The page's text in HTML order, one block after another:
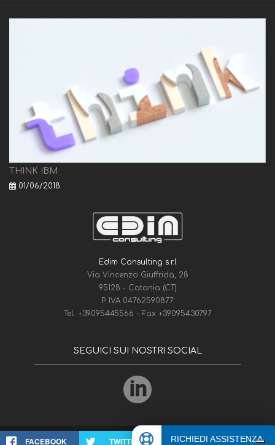
FACEBOOK TWITTER WHATSAPP
RICHIEDI ASSISTENZA
THINK IBM
01/06/2018
Edim Consulting s.r.l
Via Vincenzo Giuffrida, 28
95128 - Catania (CT)
P. IVA 04762590877
Tel.
+39095445566 - Fax +39095430797
SEGUICI SUI NOSTRI SOCIAL
Edim Consulting© 1975-2026